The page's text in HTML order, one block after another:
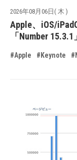
2026年08月06日( 木 )
Apple、iOS/
「Number
#Apple #Keynote